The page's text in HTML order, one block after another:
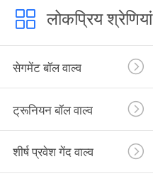
लोकप्रिय श्रेणियां
सेगमेंट बॉल वाल्व
ट्रूनियन बॉल वाल्व
शीर्ष प्रवेश गेंद वाल्व